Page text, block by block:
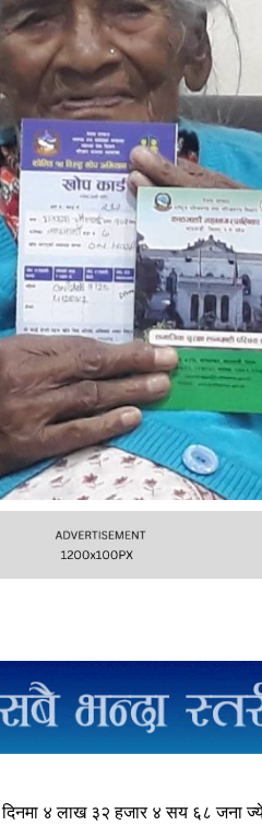
दिनमा ४ लाख ३२ हजार ४ सय ६८ जना